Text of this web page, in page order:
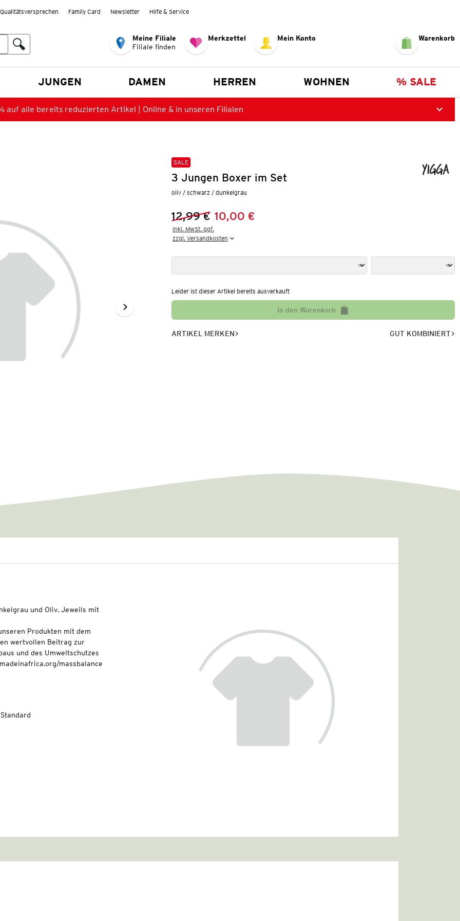
Qualitätsversprechen Family Card Newsletter Hilfe & Service
Meine Filiale
Filiale finden
Merkzettel Mein Konto Warenkorb
JUNGEN DAMEN HERREN WOHNEN % SALE
auf alle bereits reduzierten Artikel | Online & in unseren Filialen
SALE
3 Jungen Boxer im Set
oliv / schwarz / dunkelgrau
Vorheriger Preis:
12,99 €
Neuer Preis:10,00 €
inkl. MwSt. ggf.
zzgl. Versandkosten
Leider ist dieser Artikel bereits ausverkauft
In den Warenkorb
ARTIKEL MERKEN GUT KOMBINIERT
und Oliv. Jeweils mit
Produkten mit dem
wertvollen Beitrag zur
und des Umweltschutzes
massbalance